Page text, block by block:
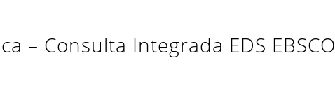
– Consulta Integrada EDS EBSCO